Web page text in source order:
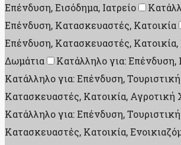
Επένδυση, Εισόδημα, Ιατρείο
Επένδυση, Κατασκευαστές, Κατοικία
Επένδυση, Κατασκευαστές, Κατοικία,
Δωμάτια
Κατάλληλο για: Επένδυση,
Κατάλληλο για: Επένδυση,
Κατασκευαστές, Κατοικία, Αγροτική
Κατάλληλο για: Επένδυση,
Κατασκευαστές, Κατοικία,